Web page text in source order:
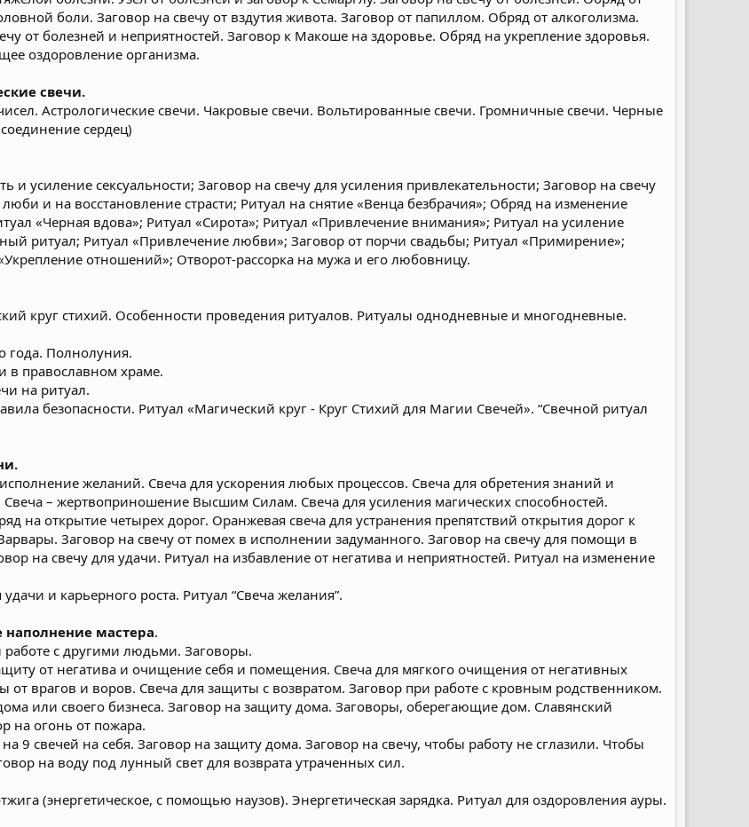
боли. Заговор на свечу от вздутия живота. Заговор от папиллом. Обряд от алкоголизма.
от болезней и неприятностей. Заговор к Макоше на здоровье. Обряд на укрепление здоровья.
оздоровление организма.
свечи.
Астрологические свечи. Чакровые свечи. Вольтированные свечи. Громничные свечи. Черные
сердец)
и усиление сексуальности; Заговор на свечу для усиления привлекательности; Заговор на свечу
и на восстановление страсти; Ритуал на снятие «Венца безбрачия»; Обряд на изменение
«Черная вдова»; Ритуал «Сирота»; Ритуал «Привлечение внимания»; Ритуал на усиление
ритуал; Ритуал «Привлечение любви»; Заговор от порчи свадьбы; Ритуал «Примирение»;
отношений»; Отворот-рассорка на мужа и его любовницу.
круг стихий. Особенности проведения ритуалов. Ритуалы однодневные и многодневные.
года. Полнолуния.
в православном храме.
на ритуал.
безопасности. Ритуал «Магический круг - Круг Стихий для Магии Свечей». “Свечной ритуал
желаний. Свеча для ускорения любых процессов. Свеча для обретения знаний и
Свеча – жертвоприношение Высшим Силам. Свеча для усиления магических способностей.
на открытие четырех дорог. Оранжевая свеча для устранения препятствий открытия дорог к
Заговор на свечу от помех в исполнении задуманного. Заговор на свечу для помощи в
на свечу для удачи. Ритуал на избавление от негатива и неприятностей. Ритуал на изменение
и карьерного роста. Ритуал “Свеча желания”.
наполнение мастера.
работе с другими людьми. Заговоры.
от негатива и очищение себя и помещения. Свеча для мягкого очищения от негативных
от врагов и воров. Свеча для защиты с возвратом. Заговор при работе с кровным родственником.
или своего бизнеса. Заговор на защиту дома. Заговоры, оберегающие дом. Славянский
на огонь от пожара.
9 свечей на себя. Заговор на защиту дома. Заговор на свечу, чтобы работу не сглазили. Чтобы
на воду под лунный свет для возврата утраченных сил.
(энергетическое, с помощью наузов). Энергетическая зарядка. Ритуал для оздоровления ауры.